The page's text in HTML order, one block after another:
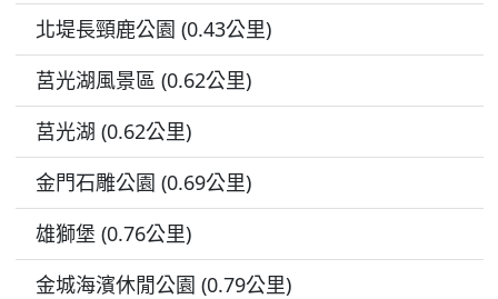
北堤長頸鹿公園 (0.43公里)
莒光湖風景區 (0.62公里)
莒光湖 (0.62公里)
金門石雕公園 (0.69公里)
雄獅堡 (0.76公里)
金城海濱休閒公園 (0.79公里)